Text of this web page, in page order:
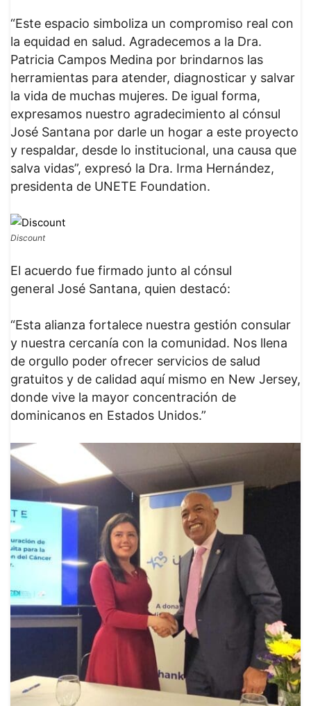
“Este espacio simboliza un compromiso real con
la equidad en salud. Agradecemos a la Dra.
Patricia Campos Medina por brindarnos las
herramientas para atender, diagnosticar y salvar
la vida de muchas mujeres. De igual forma,
expresamos nuestro agradecimiento al cónsul
José Santana por darle un hogar a este proyecto
y respaldar, desde lo institucional, una causa que
salva vidas”, expresó la Dra. Irma Hernández,
presidenta de UNETE Foundation.
Discount
El acuerdo fue firmado junto al cónsul
general José Santana, quien destacó:
“Esta alianza fortalece nuestra gestión consular
y nuestra cercanía con la comunidad. Nos llena
de orgullo poder ofrecer servicios de salud
gratuitos y de calidad aquí mismo en New Jersey,
donde vive la mayor concentración de
dominicanos en Estados Unidos.”